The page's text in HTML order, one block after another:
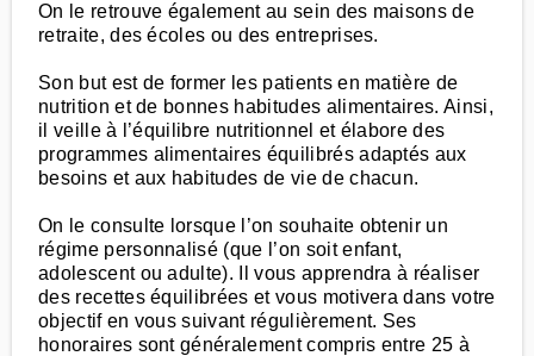
On le retrouve également au sein des maisons de
retraite, des écoles ou des entreprises.
Son but est de former les patients en matière de
nutrition et de bonnes habitudes alimentaires. Ainsi,
il veille à l’équilibre nutritionnel et élabore des
programmes alimentaires équilibrés adaptés aux
besoins et aux habitudes de vie de chacun.
On le consulte lorsque l’on souhaite obtenir un
régime personnalisé (que l’on soit enfant,
adolescent ou adulte). Il vous apprendra à réaliser
des recettes équilibrées et vous motivera dans votre
objectif en vous suivant régulièrement. Ses
honoraires sont généralement compris entre 25 à